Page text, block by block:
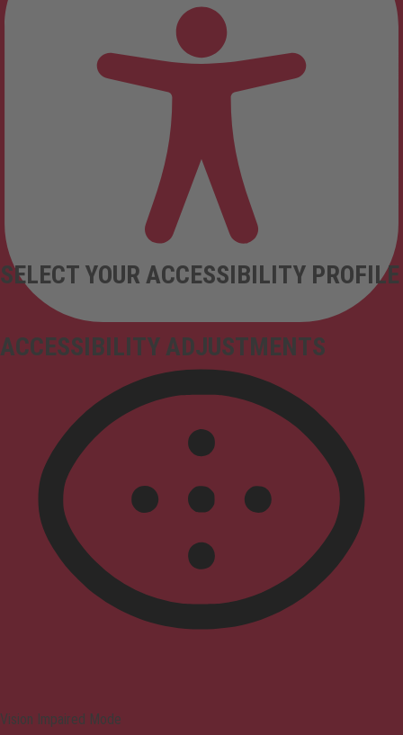
ACCESSIBILITY ADJUSTMENTS
SELECT YOUR ACCESSIBILITY PROFILE
Vision Impaired Mode